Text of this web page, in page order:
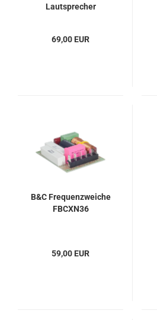
Lautsprecher
69,00 EUR
B&C Frequenzweiche
FBCXN36
59,00 EUR